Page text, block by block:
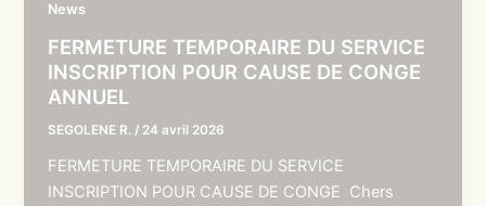
News
FERMETURE TEMPORAIRE DU SERVICE
INSCRIPTION POUR CAUSE DE CONGE
ANNUEL
SEGOLENE R. / 24 avril 2026
FERMETURE TEMPORAIRE DU SERVICE
INSCRIPTION POUR CAUSE DE CONGE Chers